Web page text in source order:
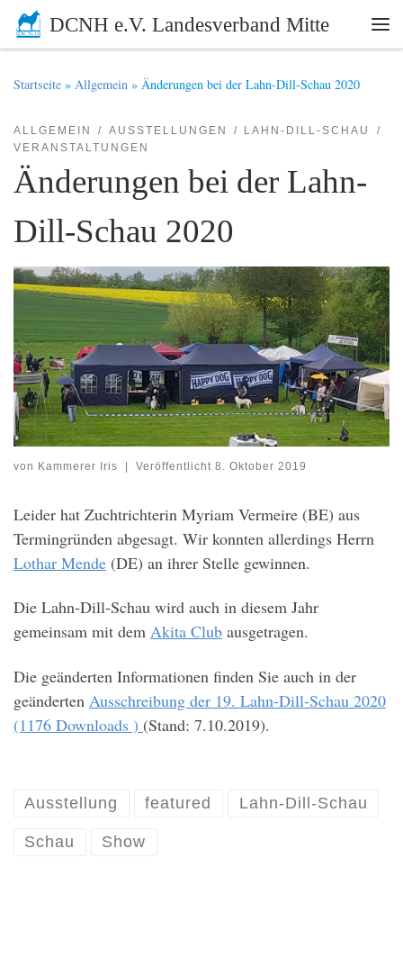
Zum Inhalt springen
DCNH e.V. Landesverband Mitte
Startseite » Allgemein » Änderungen bei der Lahn-Dill-Schau 2020
ALLGEMEIN AUSSTELLUNGEN
LAHN-DILL-SCHAU
VERANSTALTUNGEN
Änderungen bei der Lahn-
Dill-Schau 2020
von Kammerer Iris | Veröffentlicht 8. Oktober 2019
Leider hat Zuchtrichterin Myriam Vermeire (BE) aus
Termingründen abgesagt. Wir konnten allerdings Herrn
Lothar Mende (DE) an ihrer Stelle gewinnen.
Die Lahn-Dill-Schau wird auch in diesem Jahr
gemeinsam mit dem Akita Club ausgetragen.
Die geänderten Informationen finden Sie auch in der
geänderten Ausschreibung der 19. Lahn-Dill-Schau 2020
(1176 Downloads ) (Stand: 7.10.2019).
Ausstellung featured Lahn-Dill-Schau
Schau Show